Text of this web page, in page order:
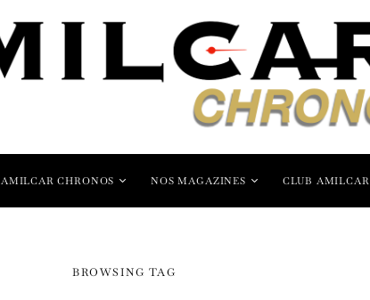
AMILCAR CHRONOS NOS MAGAZINES CLUB AMILCAR
BROWSING TAG